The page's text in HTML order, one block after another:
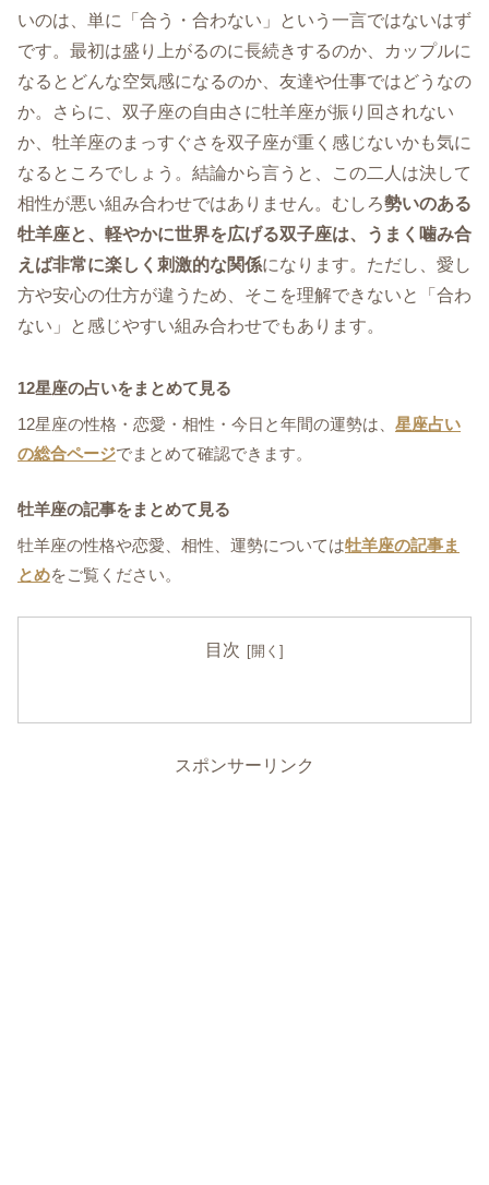
いのは、単に「合う・合わない」という一言ではないはず
です。最初は盛り上がるのに長続きするのか、カップルに
なるとどんな空気感になるのか、友達や仕事ではどうなの
か。さらに、双子座の自由さに牡羊座が振り回されない
か、牡羊座のまっすぐさを双子座が重く感じないかも気に
なるところでしょう。結論から言うと、この二人は決して
相性が悪い組み合わせではありません。むしろ勢いのある
牡羊座と、軽やかに世界を広げる双子座は、うまく噛み合
えば非常に楽しく刺激的な関係になります。ただし、愛し
方や安心の仕方が違うため、そこを理解できないと「合わ
ない」と感じやすい組み合わせでもあります。
12星座の占いをまとめて見る
12星座の性格・恋愛・相性・今日と年間の運勢は、 星座占い
の総合ページでまとめて確認できます。
牡羊座の記事をまとめて見る
牡羊座の性格や恋愛、相性、運勢については牡羊座の記事ま
とめをご覧ください。
目次
スポンサーリンク